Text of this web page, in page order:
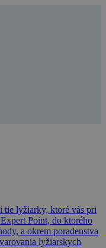
lyžiarky, ktoré vás pri
Point, do ktorého
a okrem poradenstva
lyžiarskych